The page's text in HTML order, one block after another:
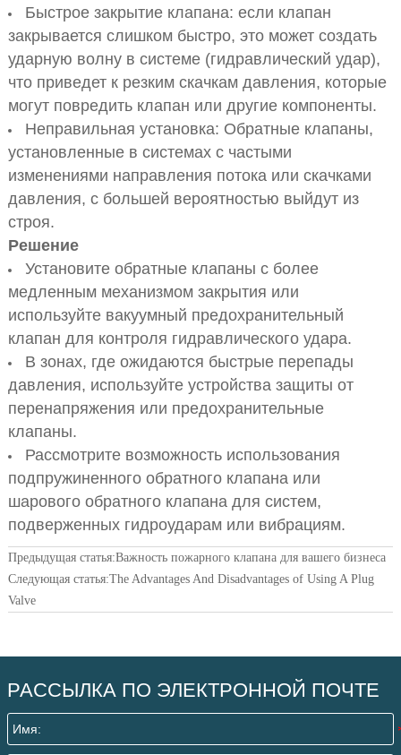
Быстрое закрытие клапана: если клапан
закрывается слишком быстро, это может создать
ударную волну в системе (гидравлический удар),
что приведет к резким скачкам давления, которые
могут повредить клапан или другие компоненты.
Неправильная установка: Обратные клапаны,
установленные в системах с частыми
изменениями направления потока или скачками
давления, с большей вероятностью выйдут из
строя.
Решение
Установите обратные клапаны с более
медленным механизмом закрытия или
используйте вакуумный предохранительный
клапан для контроля гидравлического удара.
В зонах, где ожидаются быстрые перепады
давления, используйте устройства защиты от
перенапряжения или предохранительные
клапаны.
Рассмотрите возможность использования
подпружиненного обратного клапана или
шарового обратного клапана для систем,
подверженных гидроударам или вибрациям.
Предыдущая статья:Важность пожарного клапана для вашего бизнеса
Следующая статья:The Advantages And Disadvantages of Using A Plug
Valve
РАССЫЛКА ПО ЭЛЕКТРОННОЙ ПОЧТЕ